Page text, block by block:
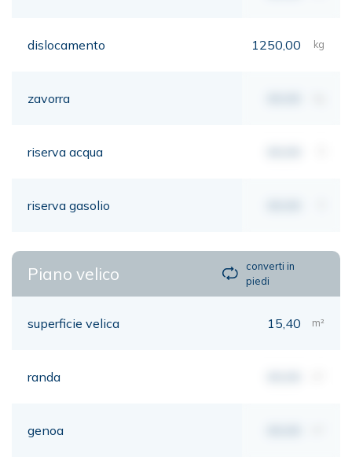
dislocamento 1250,00 kg
zavorra
riserva acqua
riserva gasolio
Piano velico
converti in
piedi
superficie velica 15,40 m²
randa
genoa